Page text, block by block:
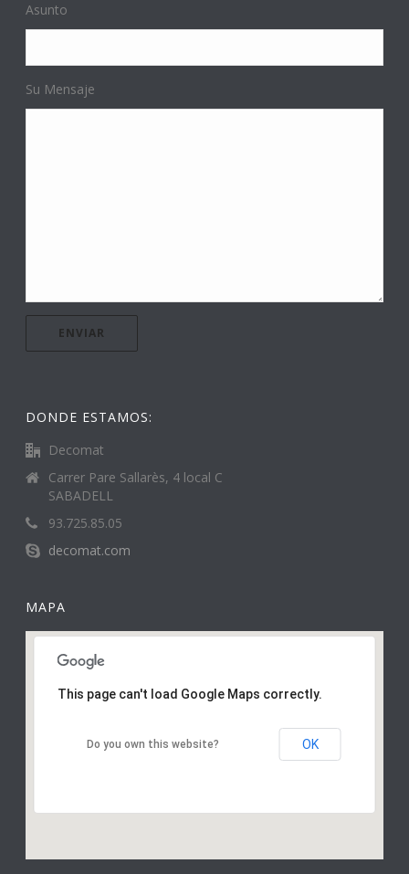
Asunto
Su Mensaje
DONDE ESTAMOS:
Decomat
Carrer Pare Sallarès, 4 local C
SABADELL
93.725.85.05
decomat.com
MAPA
This page can't load Google Maps correctly.
Do you own this website? OK